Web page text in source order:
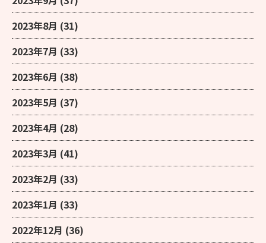
2023年8月 (31)
2023年7月 (33)
2023年6月 (38)
2023年5月 (37)
2023年4月 (28)
2023年3月 (41)
2023年2月 (33)
2023年1月 (33)
2022年12月 (36)